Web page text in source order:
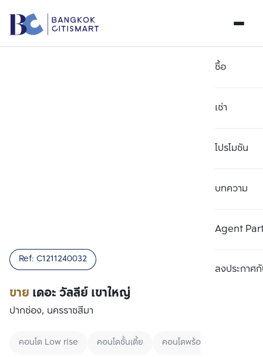
ซื้อ
เช่า
โปรโมชัน
บทความ
Agent
ลงประกาศกั
ขาย เดอะ วัลลีย์ เขาใหญ่
Ref: C1211240032
ปากช่อง, นครราชสีมา
คอนโด Low rise คอนโดชั้นเตี้ย คอนโดพร้อมอยู่
เปรียบเทียบ